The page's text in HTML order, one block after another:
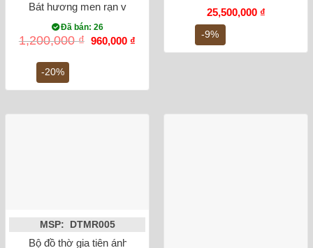
-20%
Bát hương men rạn vẽ rồng lam cổ phi 20
Đã bán: 26
1,200,000₫ Giá
960,000 ₫
-9%
Giá
gốc
là:
28,000,000 ₫.
25,500,000 ₫Giá
MSP: DTMR005
Bộ đồ thờ gia tiên ánh vàng Bát Tràng